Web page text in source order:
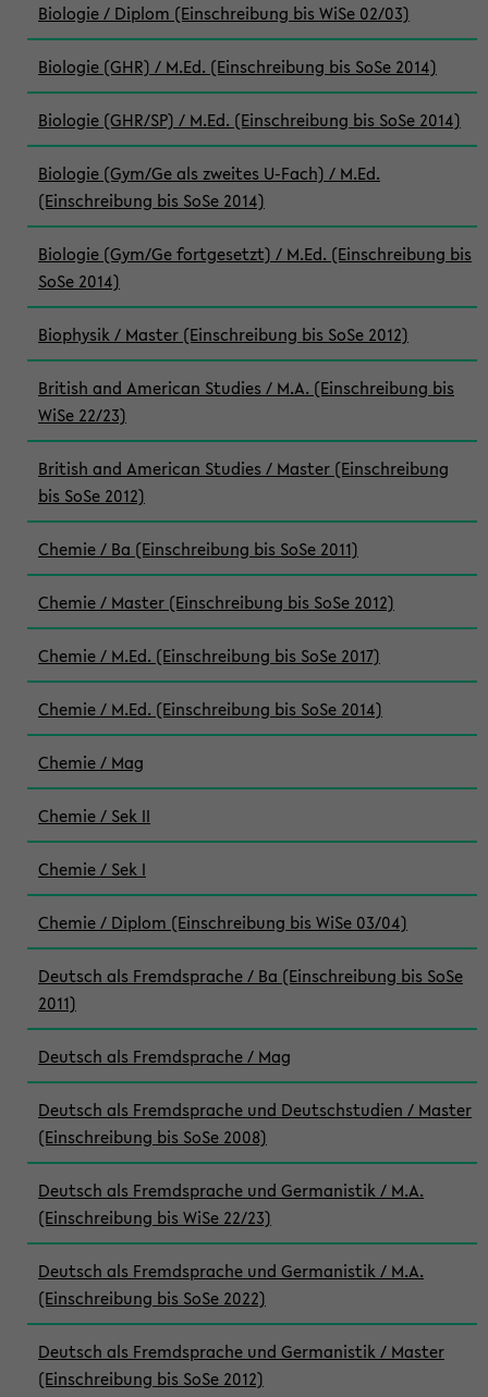
Biologie / Diplom (Einschreibung bis WiSe 02/03)
Biologie (GHR) / M.Ed. (Einschreibung bis SoSe 2014)
Biologie (GHR/SP) / M.Ed. (Einschreibung bis SoSe 2014)
Biologie (Gym/Ge als zweites U-Fach) / M.Ed.
(Einschreibung bis SoSe 2014)
Biologie (Gym/Ge fortgesetzt) / M.Ed. (Einschreibung bis
SoSe 2014)
Biophysik / Master (Einschreibung bis SoSe 2012)
British and American Studies / M.A. (Einschreibung bis
WiSe 22/23)
British and American Studies / Master (Einschreibung
bis SoSe 2012)
Chemie / Ba (Einschreibung bis SoSe 2011)
Chemie / Master (Einschreibung bis SoSe 2012)
Chemie / M.Ed. (Einschreibung bis SoSe 2017)
Chemie / M.Ed. (Einschreibung bis SoSe 2014)
Chemie / Mag
Chemie / Sek II
Chemie / Sek I
Chemie / Diplom (Einschreibung bis WiSe 03/04)
Deutsch als Fremdsprache / Ba (Einschreibung bis SoSe
2011)
Deutsch als Fremdsprache / Mag
Deutsch als Fremdsprache und Deutschstudien / Master
(Einschreibung bis SoSe 2008)
Deutsch als Fremdsprache und Germanistik / M.A.
(Einschreibung bis WiSe 22/23)
Deutsch als Fremdsprache und Germanistik / M.A.
(Einschreibung bis SoSe 2022)
Deutsch als Fremdsprache und Germanistik / Master
(Einschreibung bis SoSe 2012)